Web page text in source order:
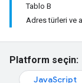
Tablo B
Adres türleri ve
Platform seçin:
JavaScript